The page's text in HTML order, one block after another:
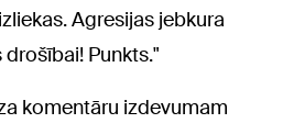
Agresijas jebkura
Punkts."
komentāru izdevumam